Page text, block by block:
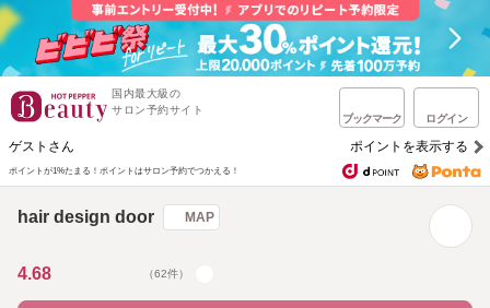
国内最大級の
サロン予約サイト
ブックマーク ログイン
ゲストさん ポイントを表示する
ポイントが1%たまる！ ポイントはサロン予約でつかえる！
hair design door MAP
4.68 （62件）